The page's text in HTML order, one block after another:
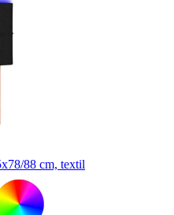
88 cm, textil